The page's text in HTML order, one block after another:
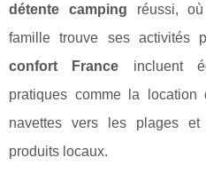
détente camping réussi,
famille trouve ses activités
confort France incluent
pratiques comme la
navettes vers les plages
produits locaux.